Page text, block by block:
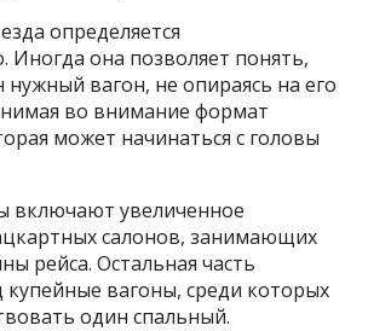
определяется
Иногда она позволяет понять,
нужный вагон, не опираясь на его
во внимание формат
может начинаться с головы
включают увеличенное
салонов, занимающих
рейса. Остальная часть
купейные вагоны, среди которых
один спальный.